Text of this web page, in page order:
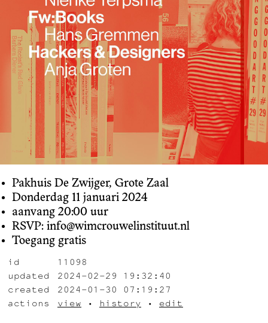
Pakhuis De Zwijger, Grote Zaal
Donderdag 11 januari 2024
aanvang 20:00 uur
RSVP: info@wimcrouwelinstituut.nl
Toegang gratis
id
11098
updated
2024-02-29 19:32:40
created
2024-01-30 07:19:27
actions
view • history • edit